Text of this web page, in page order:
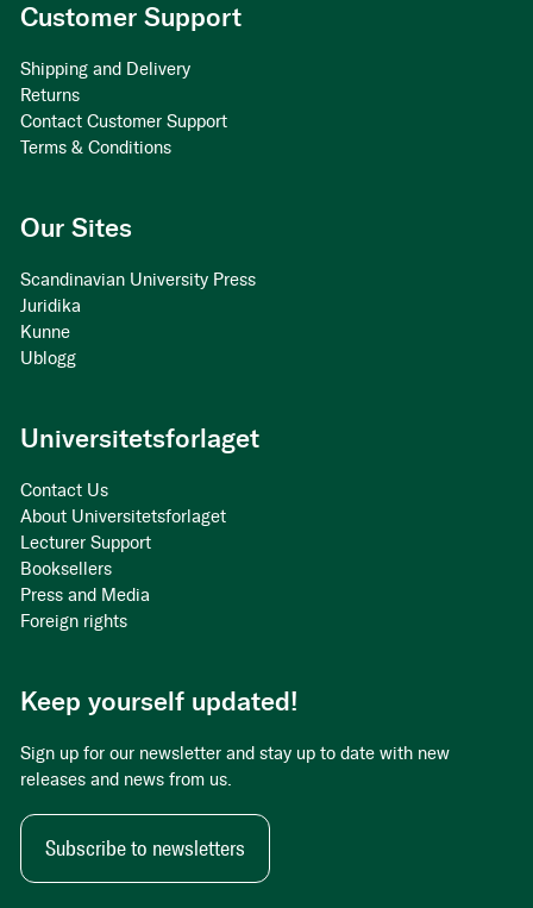
Customer Support
Shipping and Delivery
Returns
Contact Customer Support
Terms & Conditions
Our Sites
Scandinavian University Press
Juridika
Kunne
Ublogg
Universitetsforlaget
Contact Us
About Universitetsforlaget
Lecturer Support
Booksellers
Press and Media
Foreign rights
Keep yourself updated!
Sign up for our newsletter and stay up to date with new
releases and news from us.
Subscribe to newsletters